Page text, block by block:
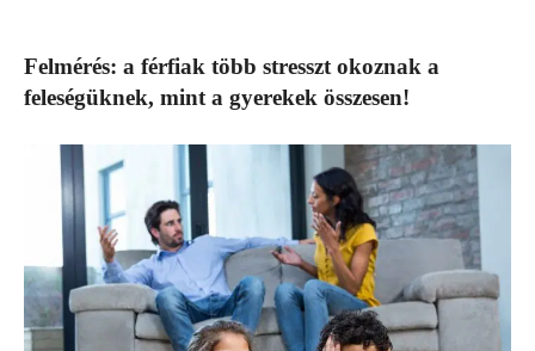
Felmérés: a férfiak több stresszt okoznak a
feleségüknek, mint a gyerekek összesen!